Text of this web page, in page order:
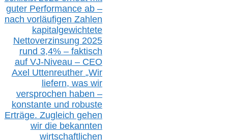
guter Performance ab –
nach vorläufigen Zahlen
kapitalgewichtete
Nettoverzinsung 2025
rund 3,4% – faktisch
auf VJ-Niveau – CEO
Axel Uttenreuther „Wir
liefern, was wir
versprochen haben –
konstante und robuste
Erträge. Zugleich gehen
wir die bekannten
wirtschaftlichen